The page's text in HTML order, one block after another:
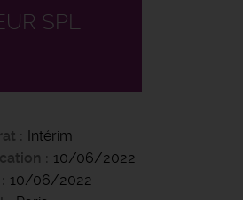
SPL
Intérim
10/06/2022
10/06/2022